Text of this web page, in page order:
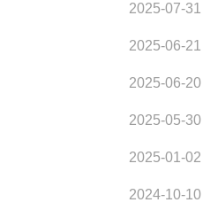
2025-07-31
2025-06-21
2025-06-20
2025-05-30
2025-01-02
2024-10-10